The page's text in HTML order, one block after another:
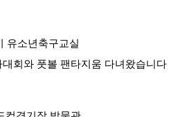
유소년축구교실
대회와 풋볼 팬타지움 다녀왔습니다